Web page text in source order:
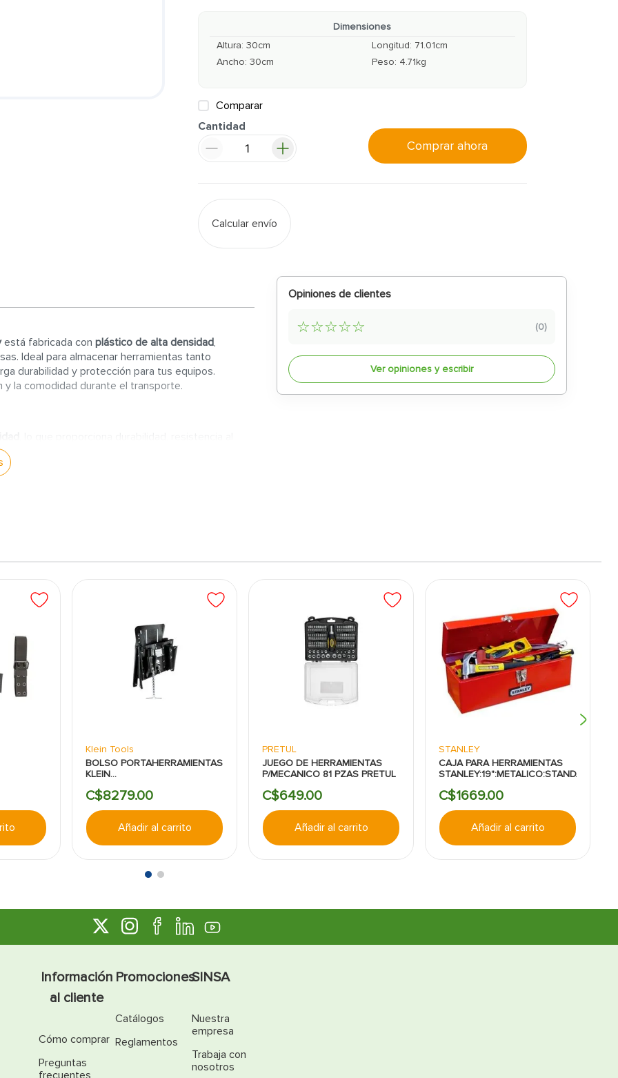
Dimensiones
Altura: 30cm Longitud: 71.01cm
Ancho: 30cm Peso: 4.71kg
Comparar
Cantidad
Comprar ahora
Calcular envío
está fabricada con plástico de alta densidad,
Ideal para almacenar herramientas tanto
durabilidad y protección para tus equipos.
y la comodidad durante el transporte.
de
hermético protegen tus herramientas de
facilita la organización y el acceso rápido a
en talleres, construcciones, o cualquier
portátil
Opiniones de clientes
☆☆☆☆☆ (0)
Ver opiniones y escribir
Klein Tools
BOLSO PORTAHERRAMIENTAS
KLEIN
C$8279.00
Añadir al carrito
PRETUL
JUEGO DE HERRAMIENTAS
P/MECANICO 81 PZAS PRETUL
C$649.00
Añadir al carrito
STANLEY
CAJA PARA HERRAMIENTAS
STANLEY:19":METALICO:STANDARD
C$1669.00
Añadir al carrito
Información
al cliente
Cómo comprar
Preguntas
frecuentes
Promociones
Catálogos
Reglamentos
SINSA
Nuestra
empresa
Trabaja con
nosotros